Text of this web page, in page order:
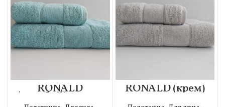
RONALD
(голубой) 70х140
Полотенце
RONALD (крем)
50х90
Полотенце